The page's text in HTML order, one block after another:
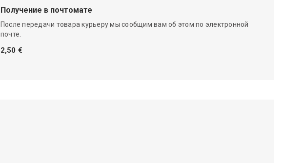
Получение в почтомате
После передачи товара курьеру мы сообщим вам об этом по электронной
почте.
2,50 €